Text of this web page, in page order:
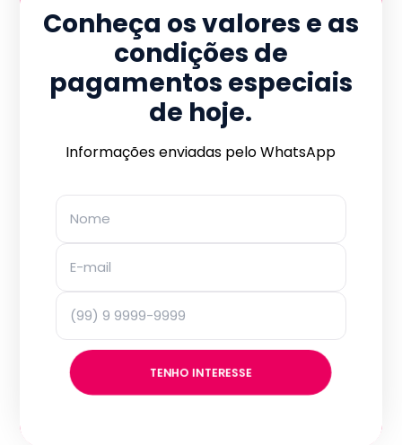
Conheça os valores e as
condições de
pagamentos especiais
de hoje.
Informações enviadas pelo WhatsApp
TENHO INTERESSE